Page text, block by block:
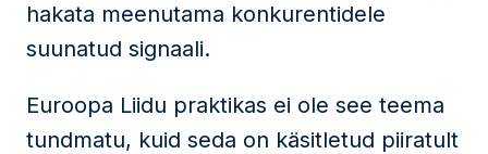
hakata meenutama konkurentidele
suunatud signaali.
Euroopa Liidu praktikas ei ole see teema
tundmatu, kuid seda on käsitletud piiratult